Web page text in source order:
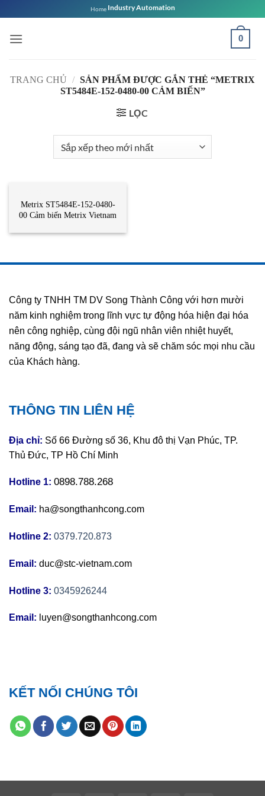
qua
nội
Home Industry Automation
0
TRANG CHỦ / SẢN PHẨM ĐƯỢC GẮN THẺ “METRIX
ST5484E-152-0480-00 CẢM BIẾN”
LỌC
Metrix ST5484E-152-0480-
00 Cảm biến Metrix Vietnam
Công ty TNHH TM DV Song Thành Công với hơn mười
năm kinh nghiệm trong lĩnh vực tự động hóa hiện đại hóa
nên công nghiệp, cùng đội ngũ nhân viên nhiệt huyết,
năng động, sáng tạo đã, đang và sẽ chăm sóc mọi nhu cầu
của Khách hàng.
THÔNG TIN LIÊN HỆ
Địa chỉ: Số 66 Đường số 36, Khu đô thị Vạn Phúc, TP.
Thủ Đức, TP Hồ Chí Minh
Hotline 1: 0898.788.268
Email: ha@songthanhcong.com
Hotline 2: 0379.720.873
Email: duc@stc-vietnam.com
Hotline 3: 0345926244
Email: luyen@songthanhcong.com
KẾT NỐI CHÚNG TÔI